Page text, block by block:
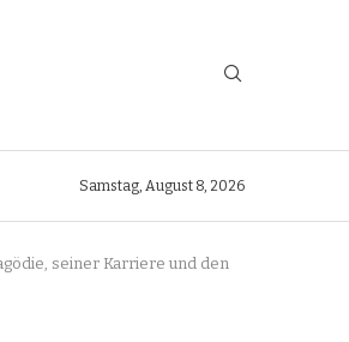
Samstag, August 8, 2026
seiner Karriere und den